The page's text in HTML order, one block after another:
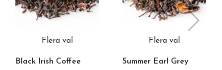
Flera val
Black Irish Coffee
Flera val
Summer Earl Grey